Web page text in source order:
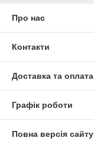
Про нас
Контакти
Доставка та оплата
Графік роботи
Повна версія сайту